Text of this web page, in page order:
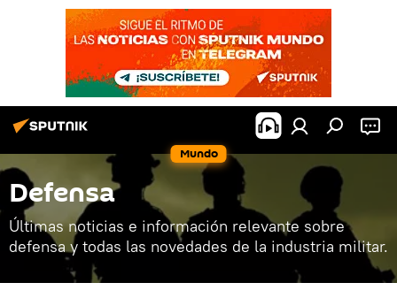
Mundo
Defensa
Últimas noticias e información relevante sobre
defensa y todas las novedades de la industria militar.